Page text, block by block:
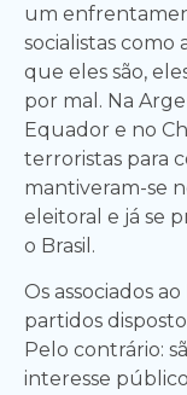
um
socialistas como
que eles são,
por mal. Na
Equador e no
terroristas para
mantiveram-se
eleitoral e já se
o Brasil.
Os associados
partidos
Pelo contrário:
interesse